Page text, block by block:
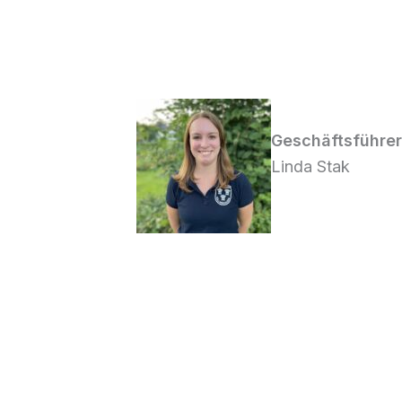
Linda Stak